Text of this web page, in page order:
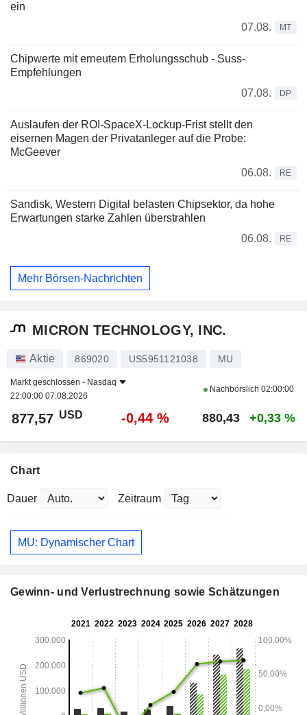
ein
07.08.
MT
Chipwerte mit erneutem Erholungsschub - Suss-
Empfehlungen
07.08.
DP
Auslaufen der ROI-SpaceX-Lockup-Frist stellt den
eisernen Magen der Privatanleger auf die Probe:
McGeever
06.08.
RE
Sandisk, Western Digital belasten Chipsektor, da hohe
Erwartungen starke Zahlen überstrahlen
06.08.
RE
Mehr Börsen-Nachrichten
MICRON TECHNOLOGY, INC.
Aktie 869020 US5951121038 MU
Markt geschlossen - Nasdaq
22:00:00 07.08.2026
Nachbörslich 02:00:00
877,57 USD -0,44 % 880,43 +0,33 %
Chart
Dauer Zeitraum
MU: Dynamischer Chart
Gewinn- und Verlustrechnung sowie Schätzungen